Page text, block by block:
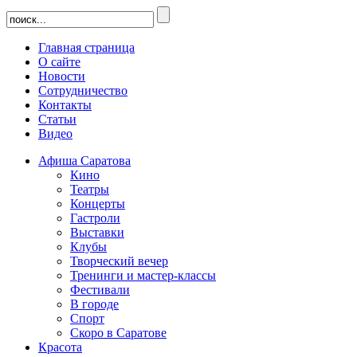
Главная страница
О сайте
Новости
Сотрудничество
Контакты
Статьи
Видео
Афиша Саратова
Кино
Театры
Концерты
Гастроли
Выставки
Клубы
Творческий вечер
Тренинги и мастер-классы
Фестивали
В городе
Спорт
Скоро в Саратове
Красота